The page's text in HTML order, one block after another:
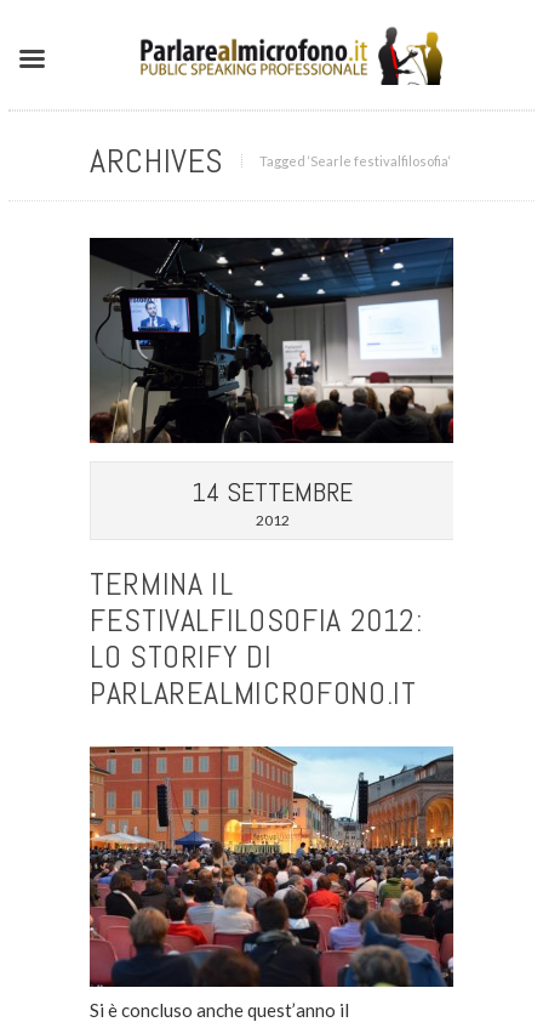
ARCHIVES Tagged ‘Searle festivalfilosofia‘
14 SETTEMBRE
2012
TERMINA IL
FESTIVALFILOSOFIA 2012:
LO STORIFY DI
PARLAREALMICROFONO.IT
Si è concluso anche quest’anno il